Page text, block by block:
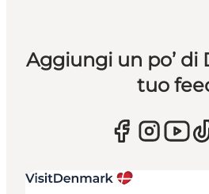
Aggiungi un po’ di
tuo